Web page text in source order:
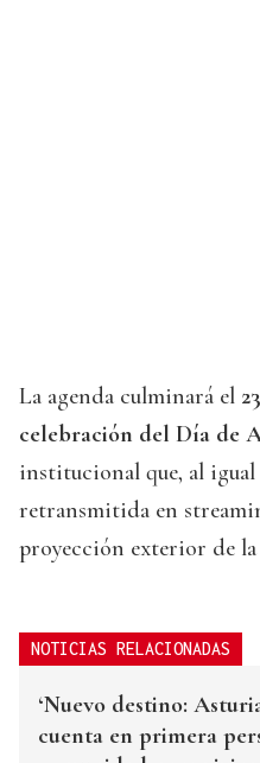
La agenda culminará el
celebración del Día de
institucional que, al igual
retransmitida en
proyección exterior de
NOTICIAS RELACIONADAS
‘Nuevo destino:
cuenta en primera